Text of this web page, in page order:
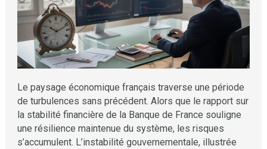
Le paysage économique français traverse une période
de turbulences sans précédent. Alors que le rapport sur
la stabilité financière de la Banque de France souligne
une résilience maintenue du système, les risques
s’accumulent. L’instabilité gouvernementale, illustrée